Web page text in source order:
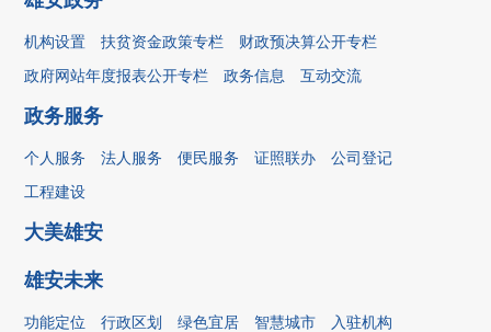
机构设置 扶贫资金政策专栏
财政预决算公开专栏
政府网站年度报表公开专栏
政务信息 互动交流
政务服务
个人服务 法人服务 便民服务 证照联办
公司登记
工程建设
大美雄安
雄安未来
功能定位 行政区划 绿色宜居 智慧城市 入驻机构